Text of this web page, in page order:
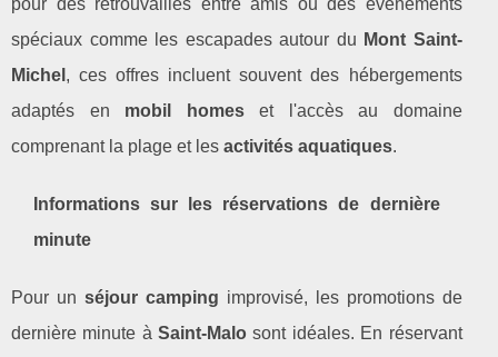
spéciaux comme les escapades autour du Mont Saint-
Michel , ces offres incluent souvent des hébergements
adaptés en mobil homeset l'accès au domaine
comprenant la plage et les activités aquatiques.
Informations sur les réservations de dernière
minute
Pour un séjour camping improvisé, les promotions de
dernière minute àSaint-Malo sont idéales. En réservant